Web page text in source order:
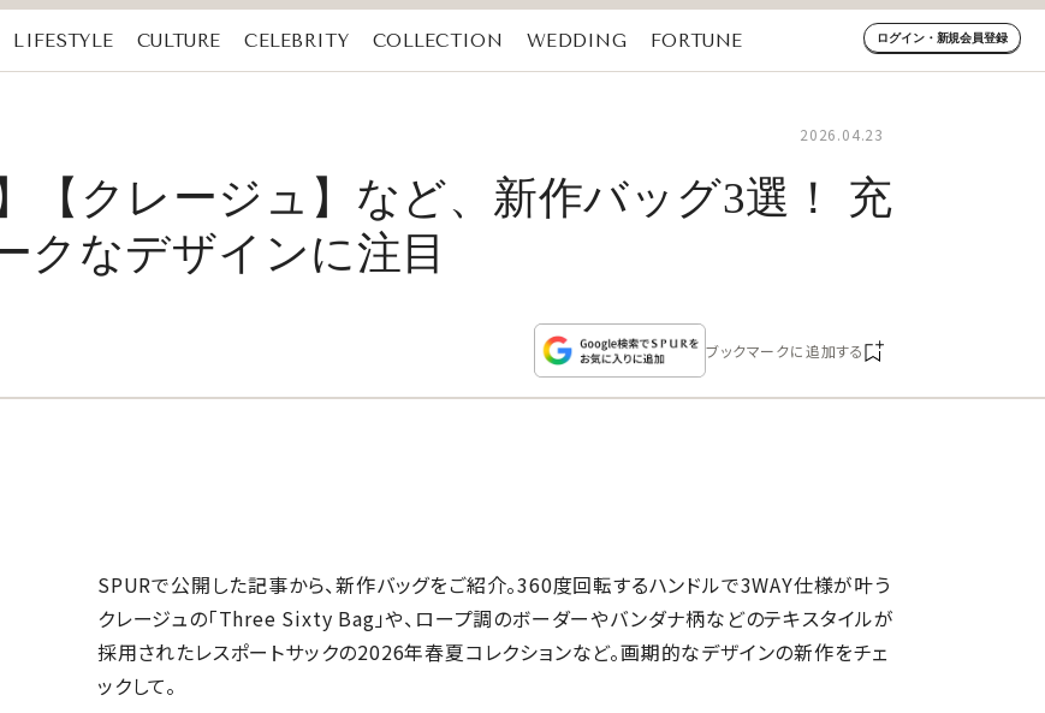
LIFESTYLE CULTURE CELEBRITY COLLECTION WEDDING
FORTUNE
ログイン・新規会員登録
2026.04.23
【クレージュ】など、新作バッグ3選！ 充
クなデザインに注目
ブックマークに追加する
SPURで公開した記事から、新作バッグをご紹介。360度回転するハンドルで3WAY仕様が叶う
クレージュの「Three Sixty Bag」や、ロープ調のボーダーやバンダナ柄などのテキスタイルが
採用されたレスポートサックの2026年春夏コレクションなど。画期的なデザインの新作をチェ
ックして。